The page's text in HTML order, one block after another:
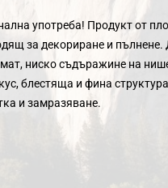
употреба! Продукт от
за декориране и
ниско съдъражине на
блестяща и фина
и замразяване.